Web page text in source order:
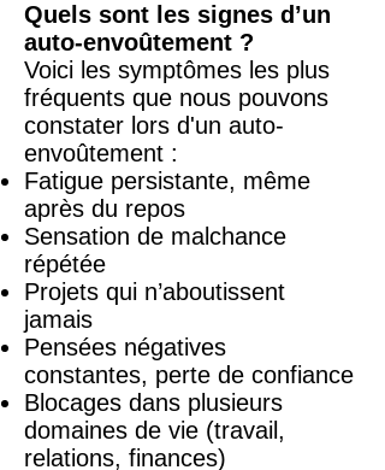
Quels sont les signes d’un
auto-envoûtement ?
Voici les symptômes les plus
fréquents que nous pouvons
constater lors d'un auto-
envoûtement :
Fatigue persistante, même
après du repos
Sensation de malchance
répétée
Projets qui n’aboutissent
jamais
Pensées négatives
constantes, perte de confiance
Blocages dans plusieurs
domaines de vie (travail,
relations, finances)